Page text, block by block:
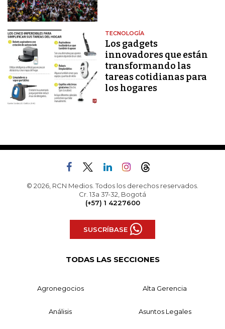
TECNOLOGÍA
Los gadgets
innovadores que están
transformando las
tareas cotidianas para
los hogares
© 2026, RCN Medios. Todos los derechos reservados.
Cr. 13a 37-32, Bogotá
(+57) 1 4227600
SUSCRÍBASE
TODAS LAS SECCIONES
Agronegocios Alta Gerencia
Análisis Asuntos Legales